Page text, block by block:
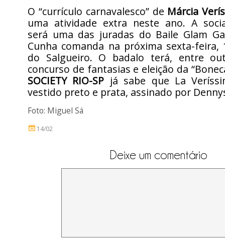
O “currículo carnavalesco” de Márcia
uma atividade extra neste ano. A
será uma das juradas do Baile Glam
Cunha comanda na próxima sexta-feira,
do Salgueiro. O badalo terá, entre
concurso de fantasias e eleição da
SOCIETY RIO-SP já sabe que La
vestido preto e prata, assinado por
Foto: Miguel Sá
14/02
Deixe um comentário